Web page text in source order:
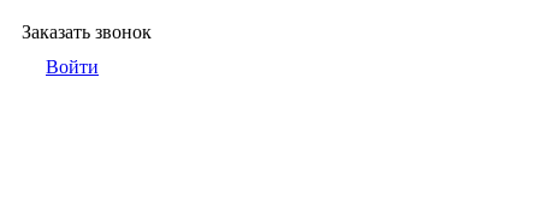
Заказать звонок
Войти